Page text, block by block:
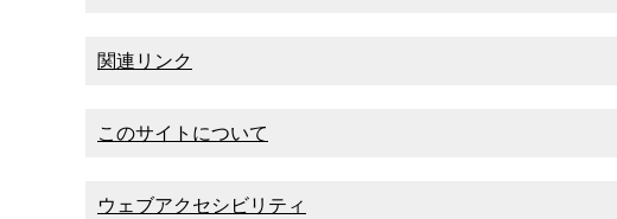
関連リンク
このサイトについて
ウェブアクセシビリティ